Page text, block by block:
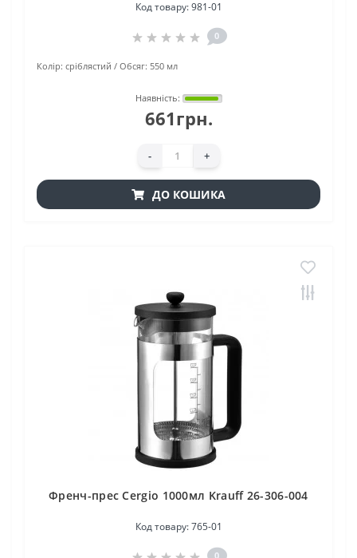
Код товару:981-01
0
Колір: сріблястий Обсяг: 550 мл
Наявність:
661грн.
- +
ДО КОШИКА
Френч-преc Cergio 1000мл Krauff 26-306-004
Код товару:765-01
0